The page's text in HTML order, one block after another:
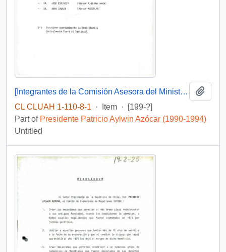
[Integrantes de la Comisión Asesora del Ministro del Interior]
CL CLUAH 1-110-8-1
· Item ·
[199-?]
Part of Presidente Patricio Aylwin Azócar (1990-1994)
Untitled